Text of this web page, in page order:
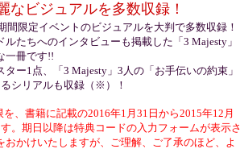
なビジュアルを多数収録！
間限定イベントのビジュアルを大判で多数収録！
たちへのインタビューも掲載した「3 Majesty」
一冊です!!
ー1点、「3 Majesty」3人の「お手伝いの約束」
シリアルも収録（※）！
、書籍に記載の2016年1月31日から2015年12月
。期日以降は特典コードの入力フォームが表示
おかけいたしますが、ご理解、ご了承のほど、よ